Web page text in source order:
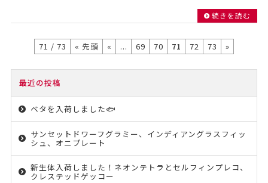
続きを読む
71 / 73 « 先頭 « ... 69 70 71 72 73 »
最近の投稿
ベタを入荷しました🐟
サンセットドワーフグラミー、インディアングラスフィッ
シュ、オニプレート
新生体入荷しました！ネオンテトラとセルフィンプレコ、
クレステッドゲッコー